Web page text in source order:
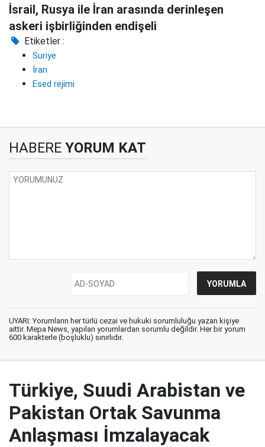
İsrail, Rusya ile İran arasında derinleşen
askeri işbirliğinden endişeli
Etiketler :
Suriye
İran
Esed rejimi
HABERE YORUM KAT
UYARI: Yorumların her türlü cezai ve hukuki sorumluluğu yazan kişiye
aittir. Mepa News, yapılan yorumlardan sorumlu değildir. Her bir yorum
600 karakterle (boşluklu) sınırlıdır.
Türkiye, Suudi Arabistan ve
Pakistan Ortak Savunma
Anlaşması İmzalayacak